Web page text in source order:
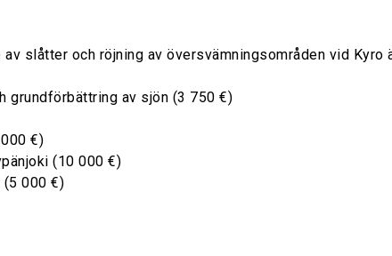
slåtter och röjning av översvämningsområden vid Kyro
grundförbättring av sjön (3 750 €)
€)
(10 000 €)
(5 000 €)